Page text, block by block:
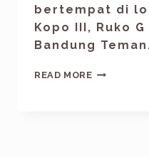
bertempat di
Kopo III, Ruko
Bandung
READ MORE